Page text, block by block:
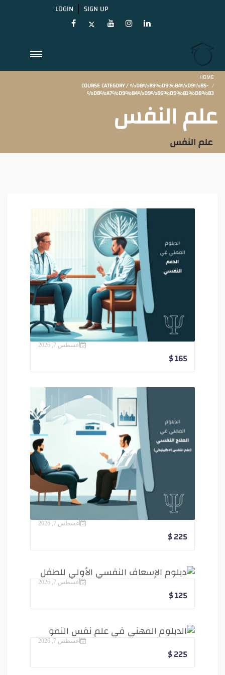
LOGIN SIGN UP
HOME
COURSE CATEGORY / %D8%B9%D9%84%D9%85-
%D8%A7%D9%84%D9%86%D9%81%D8%B3
علم النفس
علم النفس
أغسطس 7, 2026
$165
أغسطس 7, 2026
$225
أغسطس 7, 2026
$125
أغسطس 7, 2026
$225